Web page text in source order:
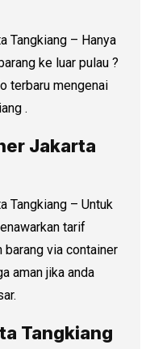
Tangkiang – Hanya
ke luar pulau ?
terbaru mengenai
.
Jakarta
Tangkiang – Untuk
tarif
via container
aman jika anda
Tangkiang